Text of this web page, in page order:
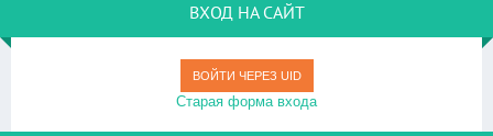
ВХОД НА САЙТ
ВОЙТИ ЧЕРЕЗ UID
Старая форма входа